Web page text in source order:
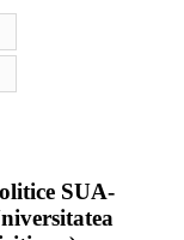
SUA-